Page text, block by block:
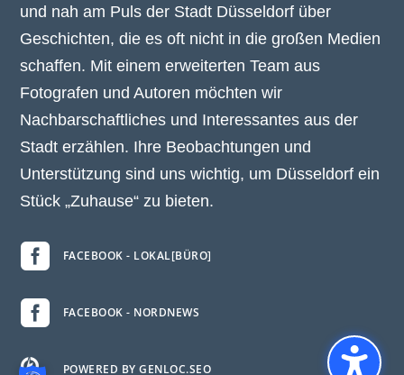
und nah am Puls der Stadt Düsseldorf über
Geschichten, die es oft nicht in die großen Medien
schaffen. Mit einem erweiterten Team aus
Fotografen und Autoren möchten wir
Nachbarschaftliches und Interessantes aus der
Stadt erzählen. Ihre Beobachtungen und
Unterstützung sind uns wichtig, um Düsseldorf ein
Stück „Zuhause“ zu bieten.
 FACEBOOK - LOKAL[BÜRO]
 FACEBOOK - NORDNEWS
 POWERED BY GENLOC.SEO